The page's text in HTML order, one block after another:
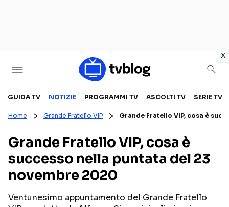
x
Televisione
CANALI TV
PROGRAMMI TV
PERSONAGGI TV
SERIE TV
REALITY SHOW
GUIDA TV NOTIZIE PROGRAMMI TV ASCOLTI TV SERIE TV
Home Grande Fratello VIP Grande Fratello VIP, cosa è
Grande Fratello VIP, cosa è
successo nella puntata del 23
novembre 2020
Ventunesimo appuntamento del Grande Fratello